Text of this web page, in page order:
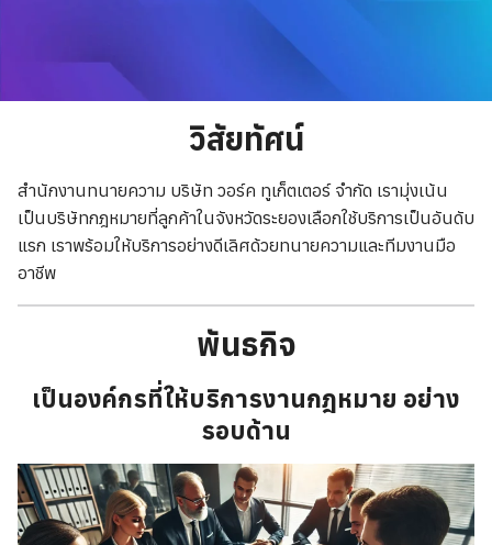
และบุคลากร
องการดำเนินงานธุรกิจ
วิสัยทัศน์
สำนักงานทนายความ บริษัท วอร์ค ทูเก็ตเตอร์ จำกัด เรามุ่งเน้น
เป็นบริษัทกฎหมายที่ลูกค้าในจังหวัดระยองเลือกใช้บริการเป็นอันดับ
แรก เราพร้อมให้บริการอย่างดีเลิศด้วยทนายความและทีมงานมือ
อาชีพ
พันธกิจ
เป็นองค์กรที่ให้บริการงานกฎหมาย อย่าง
รอบด้าน